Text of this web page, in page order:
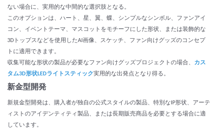
ない場合に、実用的な中間的な選択肢となる。
このオプションは、ハート、星、翼、蝶、シンプルなシンボル、ファンアイ
コン、イベントテーマ、マスコットをモチーフにした形状、または装飾的な
3Dトップスなどを使用したAI画像、スケッチ、ファン向けグッズのコンセプ
トに適用できます。
収集可能な形状の製品が必要なファン向けグッズプロジェクトの場合、 カス
タム3D形状LEDライトスティック実用的な出発点となり得る。
新金型開発
新規金型開発は、購入者が独自の公式スタイルの製品、特別なIP形状、アーテ
ィストのアイデンティティ製品、または長期販売商品を必要とする場合に適
しています。